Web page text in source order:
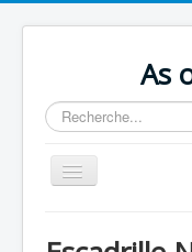
As
Rechercher
Basculer
la